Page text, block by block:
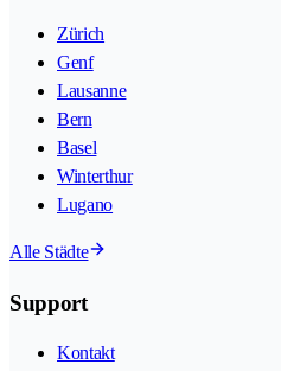
Zürich
Genf
Lausanne
Bern
Basel
Winterthur
Lugano
Alle Städte
Support
Kontakt